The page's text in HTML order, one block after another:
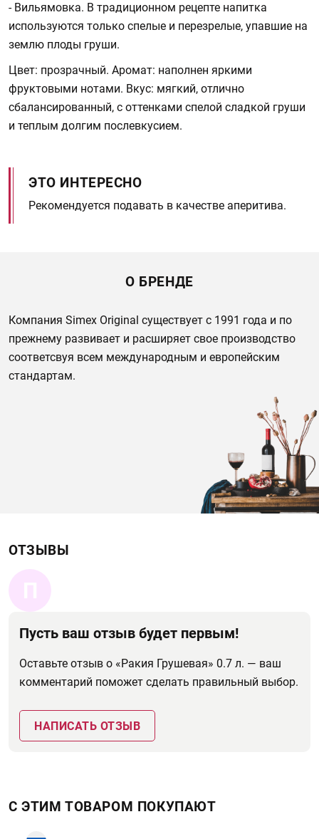
- Вильямовка. В традиционном рецепте напитка
используются только спелые и перезрелые, упавшие на
землю плоды груши.
Цвет: прозрачный. Аромат: наполнен яркими
фруктовыми нотами. Вкус: мягкий, отлично
сбалансированный, с оттенками спелой сладкой груши
и теплым долгим послевкусием.
ЭТО ИНТЕРЕСНО
Рекомендуется подавать в качестве аперитива.
О БРЕНДЕ
Компания Simex Original существует с 1991 года и по
прежнему развивает и расширяет свое производство
соответсвуя всем международным и европейским
стандартам.
ОТЗЫВЫ
П
Пусть ваш отзыв будет первым!
Оставьте отзыв о «Ракия Грушевая» 0.7 л. — ваш
комментарий поможет сделать правильный выбор.
НАПИСАТЬ ОТЗЫВ
С ЭТИМ ТОВАРОМ ПОКУПАЮТ